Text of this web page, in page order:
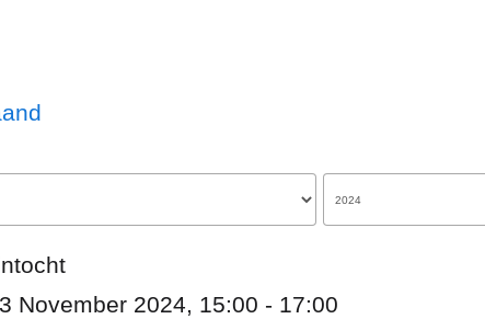
November 2024, 15:00 - 17:00